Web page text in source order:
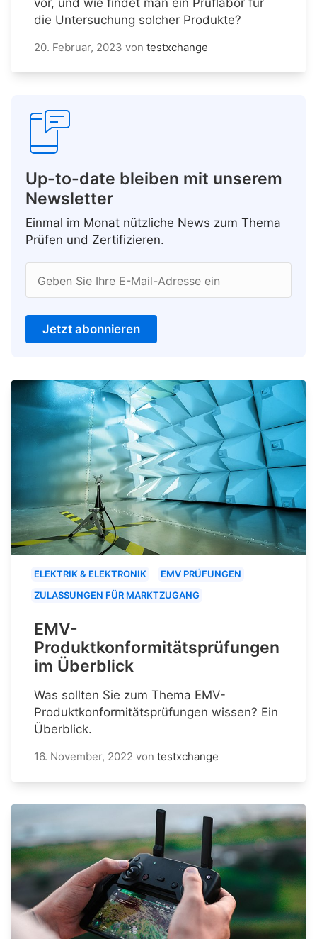
die Untersuchung solcher Produkte?
20. Februar, 2023 von testxchange
Up-to-date bleiben mit unserem
Newsletter
Einmal im Monat nützliche News zum Thema
Prüfen und Zertifizieren.
Geben Sie Ihre E-Mail-Adresse ein
Jetzt abonnieren
ELEKTRIK & ELEKTRONIK
EMV PRÜFUNGEN
ZULASSUNGEN FÜR MARKTZUGANG
EMV-
Produktkonformitätsprüfungen
im Überblick
Was sollten Sie zum Thema EMV-
Produktkonformitätsprüfungen wissen? Ein
Überblick.
16. November, 2022 von testxchange